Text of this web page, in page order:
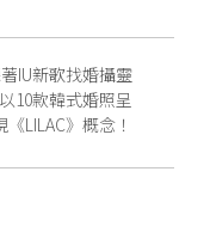
IU新歌找婚攝靈
10款韓式婚照呈
《LILAC》概念！